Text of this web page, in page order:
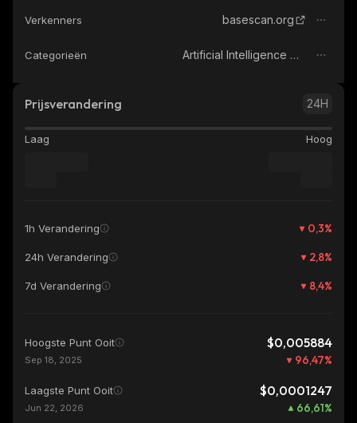
Verkenners basescan.org
Categorieën Artificial Intelligence (AI)
Prijsverandering 24H
Laag Hoog
1h Verandering 0,3%
24h Verandering 2,8%
7d Verandering 8,4%
Hoogste Punt Ooit $0,005884
Sep 18, 2025 96,47%
Laagste Punt Ooit $0,0001247
Jun 22, 2026 66,61%